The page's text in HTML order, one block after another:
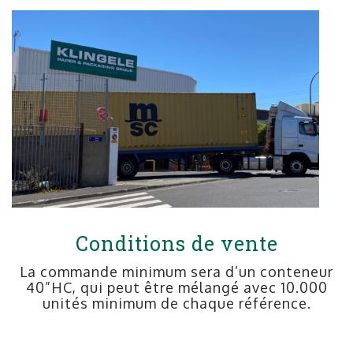
Conditions de vente
La commande minimum sera d’un conteneur
40”HC, qui peut être mélangé avec 10.000
unités minimum de chaque référence.